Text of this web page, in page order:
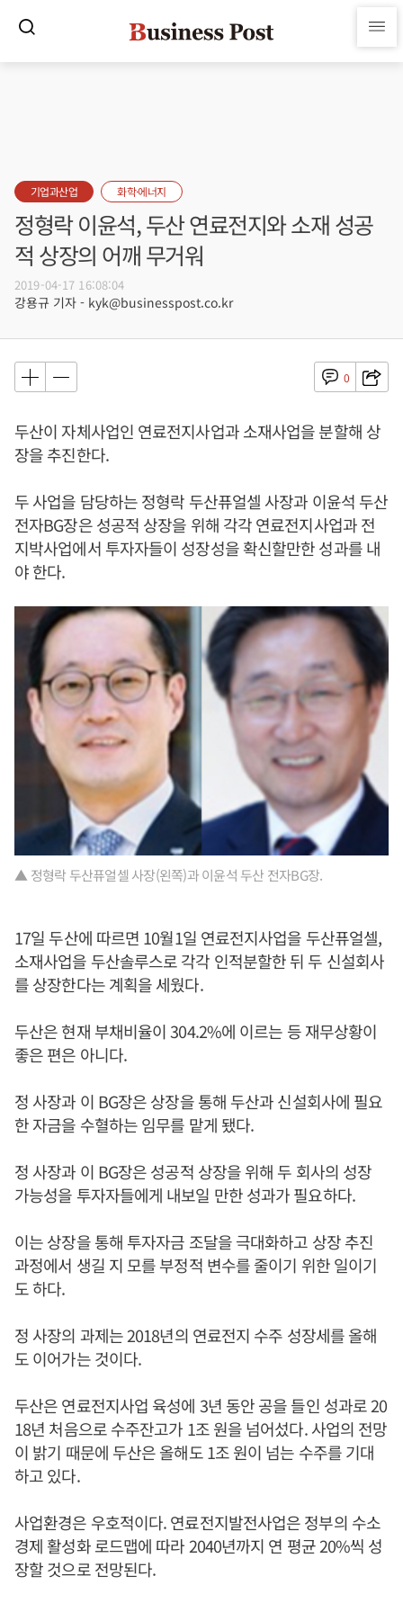
기업과산업 화학·에너지
정형락 이윤석, 두산 연료전지와 소재 성공
적 상장의 어깨 무거워
2019-04-17 16:08:04
강용규 기자 - kyk@businesspost.co.kr
0
두산이 자체사업인 연료전지사업과 소재사업을 분할해 상
장을 추진한다.
두 사업을 담당하는 정형락 두산퓨얼셀 사장과 이윤석 두산
전자BG장은 성공적 상장을 위해 각각 연료전지사업과 전
지박사업에서 투자자들이 성장성을 확신할만한 성과를 내
야 한다.
▲ 정형락 두산퓨얼셀 사장(왼쪽)과 이윤석 두산 전자BG장.
17일 두산에 따르면 10월1일 연료전지사업을 두산퓨얼셀,
소재사업을 두산솔루스로 각각 인적분할한 뒤 두 신설회사
를 상장한다는 계획을 세웠다.
두산은 현재 부채비율이 304.2%에 이르는 등 재무상황이
좋은 편은 아니다.
정 사장과 이 BG장은 상장을 통해 두산과 신설회사에 필요
한 자금을 수혈하는 임무를 맡게 됐다.
정 사장과 이 BG장은 성공적 상장을 위해 두 회사의 성장
가능성을 투자자들에게 내보일 만한 성과가 필요하다.
이는 상장을 통해 투자자금 조달을 극대화하고 상장 추진
과정에서 생길 지 모를 부정적 변수를 줄이기 위한 일이기
도 하다.
정 사장의 과제는 2018년의 연료전지 수주 성장세를 올해
도 이어가는 것이다.
두산은 연료전지사업 육성에 3년 동안 공을 들인 성과로 20
18년 처음으로 수주잔고가 1조 원을 넘어섰다. 사업의 전망
이 밝기 때문에 두산은 올해도 1조 원이 넘는 수주를 기대
하고 있다.
사업환경은 우호적이다. 연료전지발전사업은 정부의 수소
경제 활성화 로드맵에 따라 2040년까지 연 평균 20%씩 성
장할 것으로 전망된다.